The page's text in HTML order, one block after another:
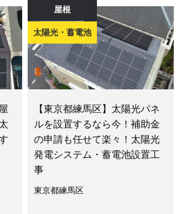
屋根
太陽光・蓄電池
【東京都練馬区】太陽光パネ
ルを設置するなら今！補助金
の申請も任せて楽々！太陽光
発電システム・蓄電池設置工
事
東京都練馬区